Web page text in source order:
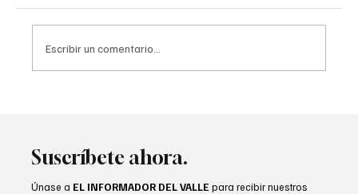
Escribir un comentario...
Suscríbete ahora.
Únase a EL INFORMADOR DEL VALLE para recibir nuestros